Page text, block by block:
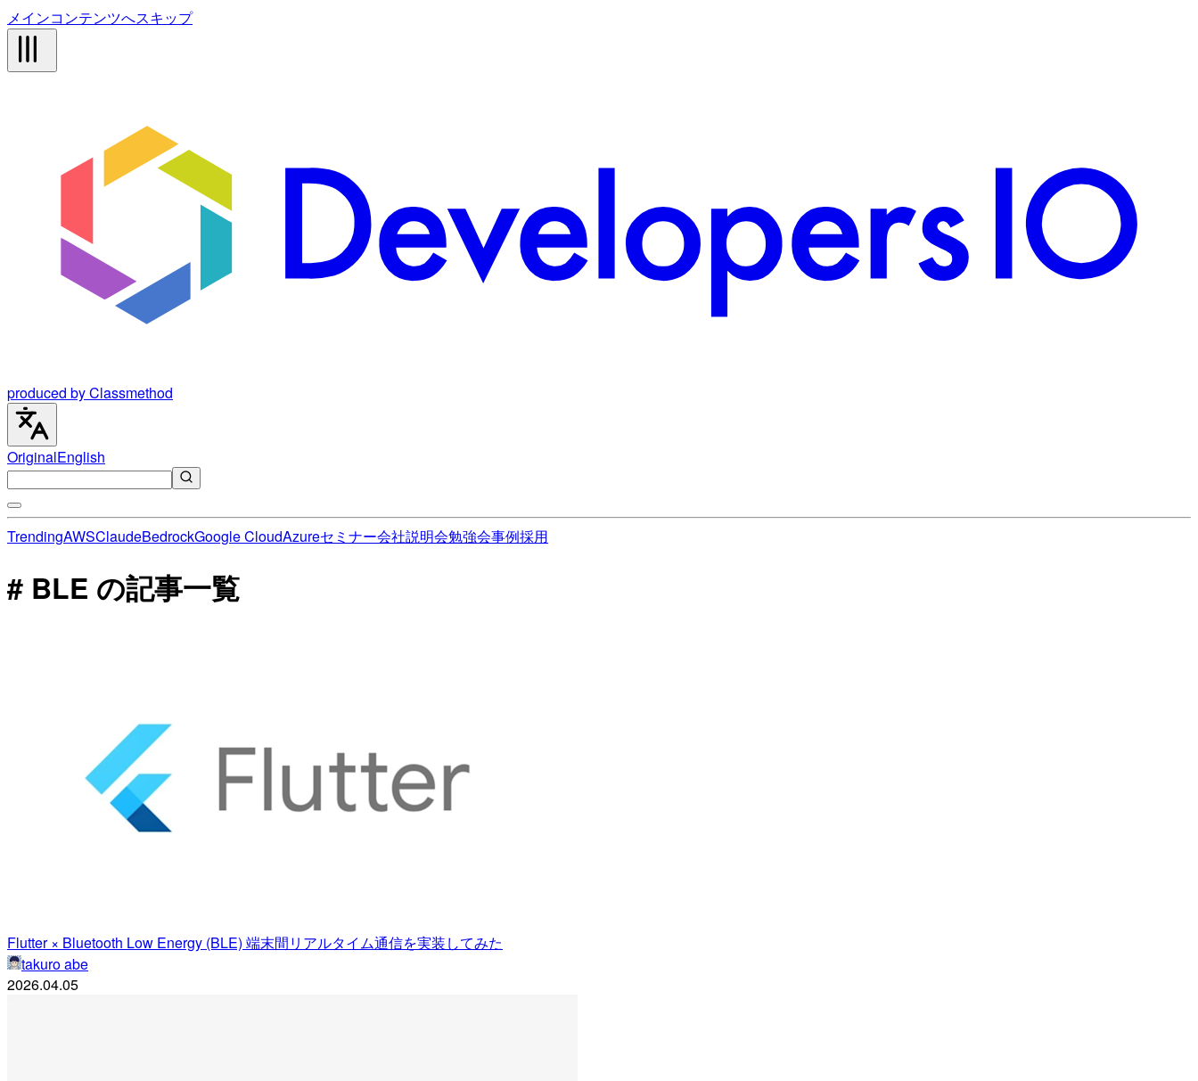
メインコンテンツへスキップ
produced by Classmethod
OriginalEnglish
TrendingAWSClaudeBedrockGoogle CloudAzureセミナー会社説明会勉強会事例採用
# BLE の記事一覧
Flutter × Bluetooth Low Energy (BLE) 端末間リアルタイム通信を実装してみた
takuro abe
2026.04.05